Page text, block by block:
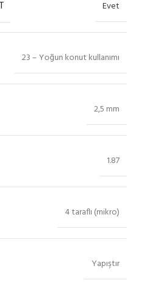
Evet
23 – Yoğun konut kullanımı
2,5 mm
1.87
4 taraflı (mikro)
Yapıştır